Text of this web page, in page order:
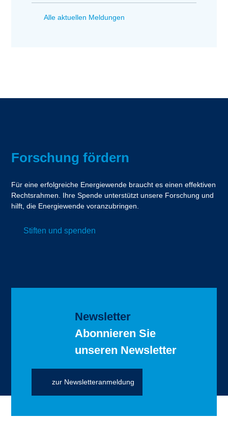
Alle aktuellen Meldungen
Forschung fördern
Für eine erfolgreiche Energiewende braucht es einen effektiven
Rechtsrahmen. Ihre Spende unterstützt unsere Forschung und
hilft, die Energiewende voranzubringen.
Stiften und spenden
Newsletter
Abonnieren Sie
unseren Newsletter
zur Newsletteranmeldung